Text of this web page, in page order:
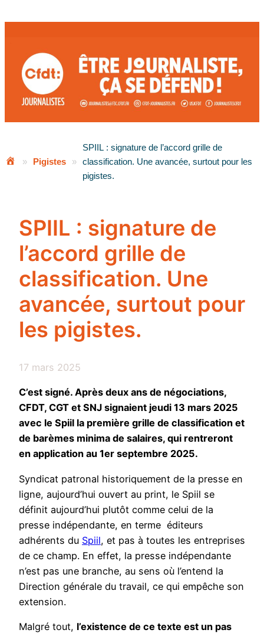
» Pigistes »
SPIIL : signature de l’accord grille de
classification. Une avancée, surtout pour les
pigistes.
SPIIL : signature de
l’accord grille de
classification. Une
avancée, surtout pour
les pigistes.
17 mars 2025
C’est signé. Après deux ans de négociations,
CFDT, CGT et SNJ signaient jeudi 13 mars 2025
avec le Spiil la première grille de classification et
de barèmes minima de salaires, qui rentreront
en application au 1er septembre 2025.
Syndicat patronal historiquement de la presse en
ligne, aujourd’hui ouvert au print, le Spiil se
définit aujourd’hui plutôt comme celui de la
presse indépendante, en terme éditeurs
adhérents du Spiil, et pas à toutes les entreprises
de ce champ. En effet, la presse indépendante
n’est pas une branche, au sens où l’entend la
Direction générale du travail, ce qui empêche son
extension.
Malgré tout, l’existence de ce texte est un pas